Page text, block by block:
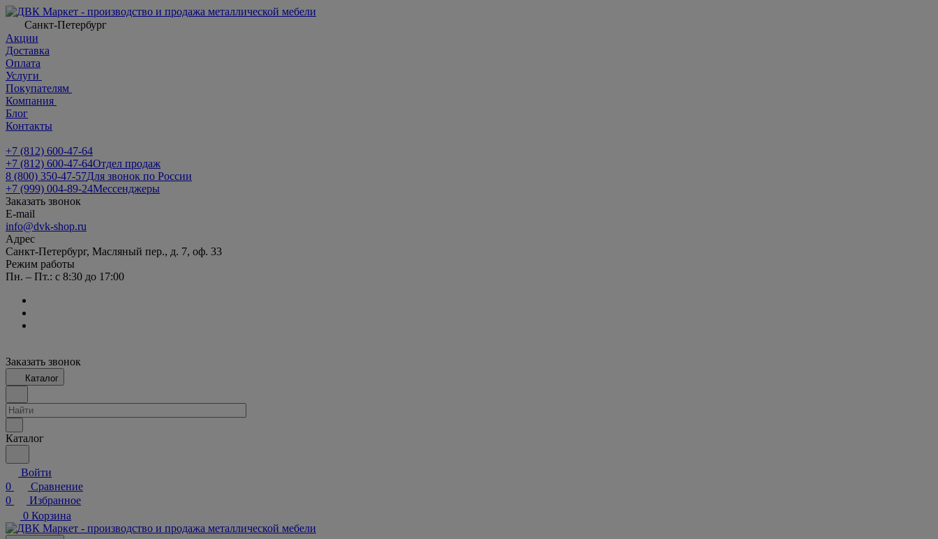
Санкт-Петербург
Акции
Доставка
Оплата
Услуги
Покупателям
Компания
Блог
Контакты
+7 (812) 600-47-64
+7 (812) 600-47-64Отдел продаж
8 (800) 350-47-57Для звонок по России
+7 (999) 004-89-24Мессенджеры
Заказать звонок
E-mail
info@dvk-shop.ru
Адрес
Санкт-Петербург, Масляный пер., д. 7, оф. 33
Режим работы
Пн. – Пт.: с 8:30 до 17:00
Заказать звонок
Каталог
Каталог
Войти
0
Сравнение
0
Избранное
0 Корзина